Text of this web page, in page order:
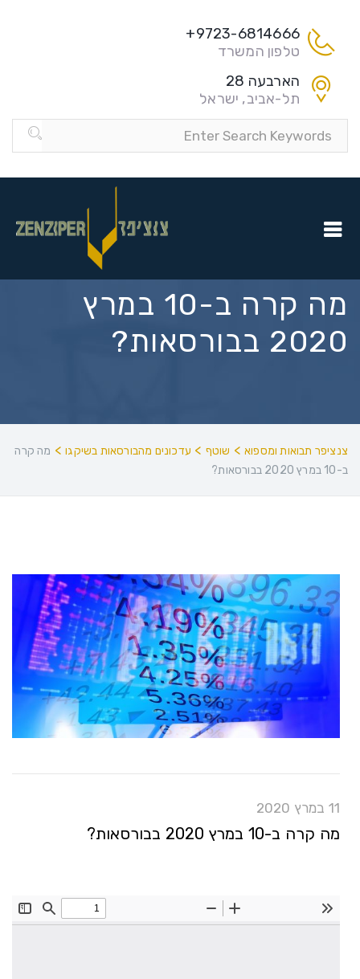
9723-6814666+
טלפון המשרד
הארבעה 28
תל-אביב, ישראל
מה קרה ב-10 במרץ
2020 בבורסאות?
צנציפר תבואות ומספוא > שוטף > עדכונים מהבורסאות בשיקגו> מה קרה
ב-10 במרץ 2020 בבורסאות?
11 במרץ 2020
מה קרה ב-10 במרץ 2020 בבורסאות?